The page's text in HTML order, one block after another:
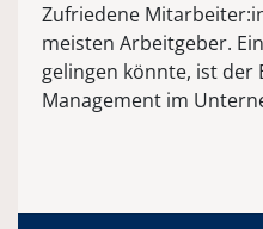
Zufriedene
meisten Arbeitgeber.
gelingen könnte, ist der
Management im